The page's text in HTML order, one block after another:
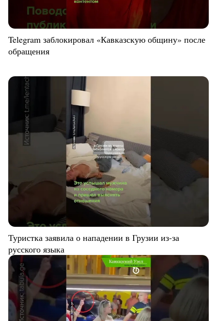
Telegram заблокировал «Кавказскую общину» после
обращения
Туристка заявила о нападении в Грузии из-за
русского языка